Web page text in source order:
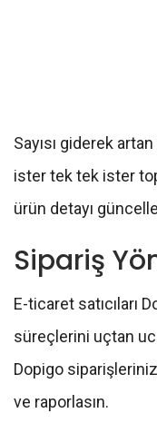
Sayısı giderek
ister tek tek ister
ürün detayı
Sipariş
E-ticaret satıcıları
süreçlerini uçtan
Dopigo
ve raporlasın.